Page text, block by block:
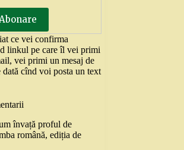
ce vei confirma
linkul pe care îl vei primi
vei primi un mesaj de
dată cînd voi posta un text
învață proful de
română, ediția de